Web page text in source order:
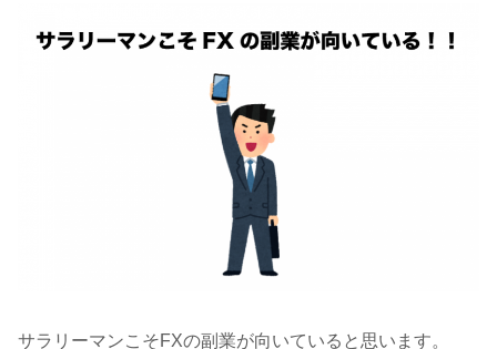
サラリーマンこそFXの副業が向いていると思います。